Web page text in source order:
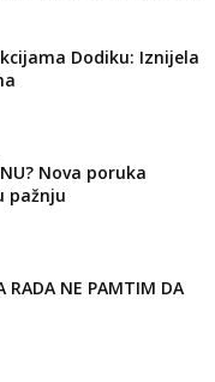
Dodiku: Iznijela
Nova poruka
pažnju
RADA NE PAMTIM DA